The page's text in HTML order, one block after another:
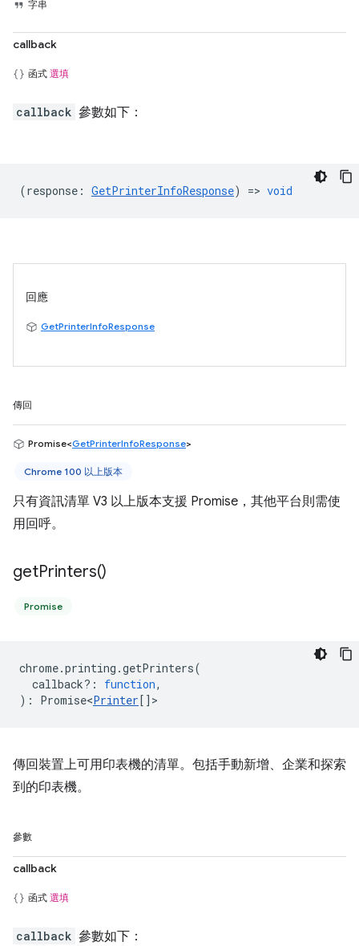
字串
callback
函式 選填
callback 參數如下：
(response : GetPrinterInfoResponse) => void
回應
GetPrinterInfoResponse
傳回
Promise<GetPrinterInfoResponse>
Chrome 100 以上版本
只有資訊清單 V3 以上版本支援 Promise，其他平台則需使
用回呼。
getPrinters()
Promise
chrome.printing .getPrinters(
callback? : function,
) : Promise<Printer[] >
傳回裝置上可用印表機的清單。包括手動新增、企業和探索
到的印表機。
參數
callback
函式 選填
callback 參數如下：